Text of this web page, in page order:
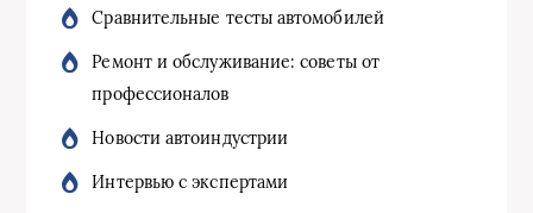
Сравнительные тесты автомобилей
Ремонт и обслуживание: советы от
профессионалов
Новости автоиндустрии
Интервью с экспертами